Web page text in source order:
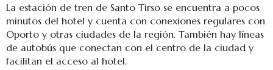
La estación de tren de Santo Tirso se encuentra a pocos
minutos del hotel y cuenta con conexiones regulares con
Oporto y otras ciudades de la región. También hay líneas
de autobús que conectan con el centro de la ciudad y
facilitan el acceso al hotel.